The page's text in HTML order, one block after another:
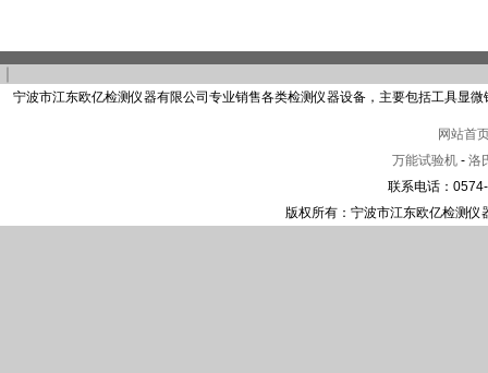
宁波市江东欧亿检测仪器有限公司专业销售各类检测仪器设备，主要包括工具显
网站首
万能试验机 - 洛
联系电话：
版权所有：宁波市江东欧亿检测